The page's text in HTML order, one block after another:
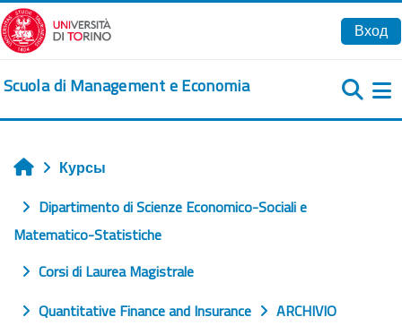
Перейти к основному содержанию
Вход
Scuola di Management e Economia
Главная
Курсы
Dipartimento di Scienze Economico-Sociali e
Matematico-Statistiche
Corsi di Laurea Magistrale
Quantitative Finance and Insurance
ARCHIVIO